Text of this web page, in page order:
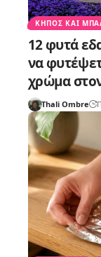
ΚΉΠΟΣ ΚΑΙ
12 φυτά
να
χρώμα
Thali Ombre